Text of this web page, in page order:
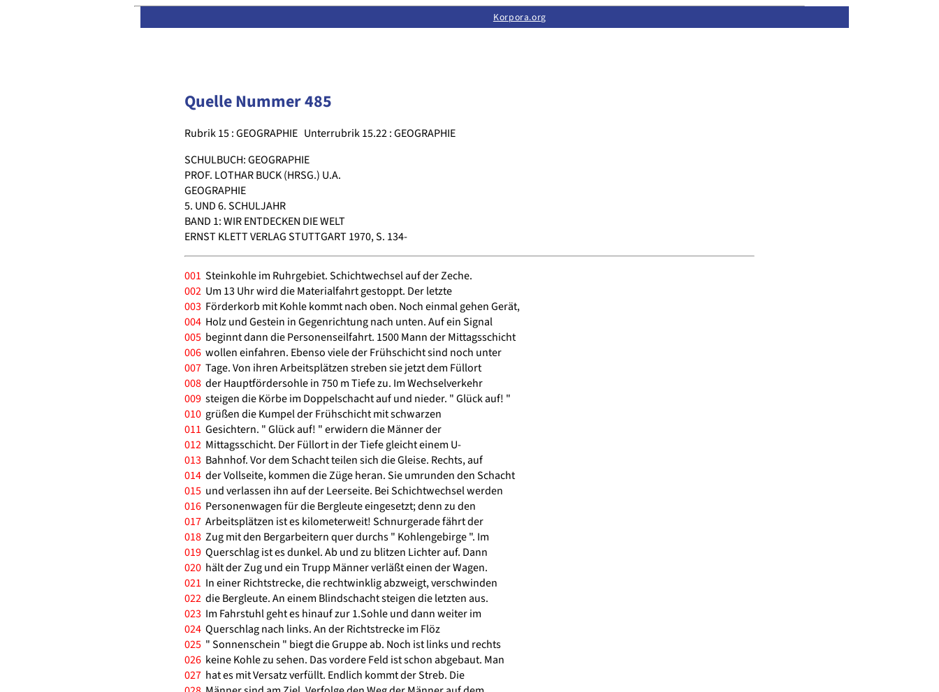
Feedback·Korpora.org
Quelle Nummer 485
Rubrik 15 : GEOGRAPHIE Unterrubrik 15.22 : GEOGRAPHIE
SCHULBUCH: GEOGRAPHIE
PROF. LOTHAR BUCK (HRSG.) U.A.
GEOGRAPHIE
5. UND 6. SCHULJAHR
BAND 1: WIR ENTDECKEN DIE WELT
ERNST KLETT VERLAG STUTTGART 1970, S. 134-
001 Steinkohle im Ruhrgebiet. Schichtwechsel auf der Zeche.
002 Um 13 Uhr wird die Materialfahrt gestoppt. Der letzte
003 Förderkorb mit Kohle kommt nach oben. Noch einmal gehen Gerät,
004 Holz und Gestein in Gegenrichtung nach unten. Auf ein Signal
005 beginnt dann die Personenseilfahrt. 1500 Mann der Mittagsschicht
006 wollen einfahren. Ebenso viele der Frühschicht sind noch unter
007 Tage. Von ihren Arbeitsplätzen streben sie jetzt dem Füllort
008 der Hauptfördersohle in 750 m Tiefe zu. Im Wechselverkehr
009 steigen die Körbe im Doppelschacht auf und nieder. " Glück auf! "
010 grüßen die Kumpel der Frühschicht mit schwarzen
011 Gesichtern. " Glück auf! " erwidern die Männer der
012 Mittagsschicht. Der Füllort in der Tiefe gleicht einem U-
013 Bahnhof. Vor dem Schacht teilen sich die Gleise. Rechts, auf
014 der Vollseite, kommen die Züge heran. Sie umrunden den Schacht
015 und verlassen ihn auf der Leerseite. Bei Schichtwechsel werden
016 Personenwagen für die Bergleute eingesetzt; denn zu den
017 Arbeitsplätzen ist es kilometerweit! Schnurgerade fährt der
018 Zug mit den Bergarbeitern quer durchs " Kohlengebirge ". Im
019 Querschlag ist es dunkel. Ab und zu blitzen Lichter auf. Dann
020 hält der Zug und ein Trupp Männer verläßt einen der Wagen.
021 In einer Richtstrecke, die rechtwinklig abzweigt, verschwinden
022 die Bergleute. An einem Blindschacht steigen die letzten aus.
023 Im Fahrstuhl geht es hinauf zur 1.Sohle und dann weiter im
024 Querschlag nach links. An der Richtstrecke im Flöz
025 " Sonnenschein " biegt die Gruppe ab. Noch ist links und rechts
026 keine Kohle zu sehen. Das vordere Feld ist schon abgebaut. Man
027 hat es mit Versatz verfüllt. Endlich kommt der Streb. Die
Korpora.org